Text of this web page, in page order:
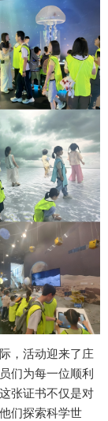
，活动迎来了庄
们为每一位顺利
张证书不仅是对
们探索科学世